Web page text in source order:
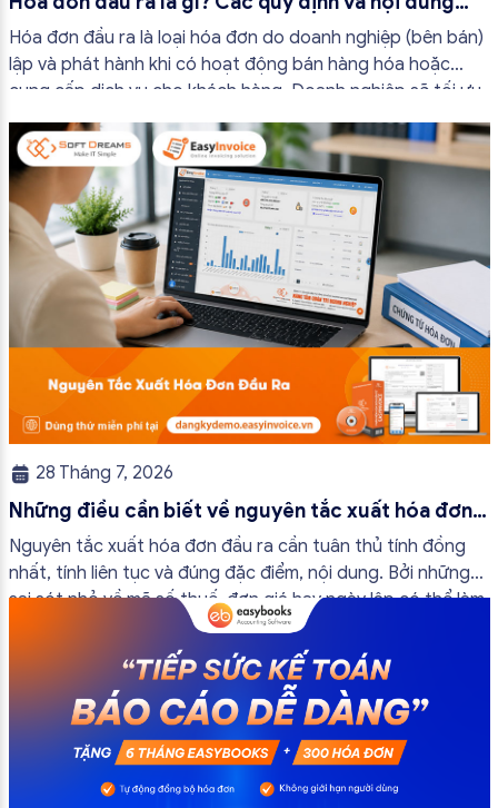
bắt buộc mới nhất
Hóa đơn đầu ra là loại hóa đơn do doanh nghiệp (bên bán)
lập và phát hành khi có hoạt động bán hàng hóa hoặc
cung cấp dịch vụ cho khách hàng. Doanh nghiệp sẽ tối ưu
quy trình vận hành và tránh được những án phạt hành
chính không đáng có nếu nắm rõ […]
28 Tháng 7, 2026
Những điều cần biết về nguyên tắc xuất hóa đơn
đầu ra
Nguyên tắc xuất hóa đơn đầu ra cần tuân thủ tính đồng
nhất, tính liên tục và đúng đặc điểm, nội dung. Bởi những
sai sót nhỏ về mã số thuế, đơn giá hay ngày lập có thể làm
ảnh hưởng đến quá trình quyết toán thuế của bạn. Kế
toán có thể tham khảo […]